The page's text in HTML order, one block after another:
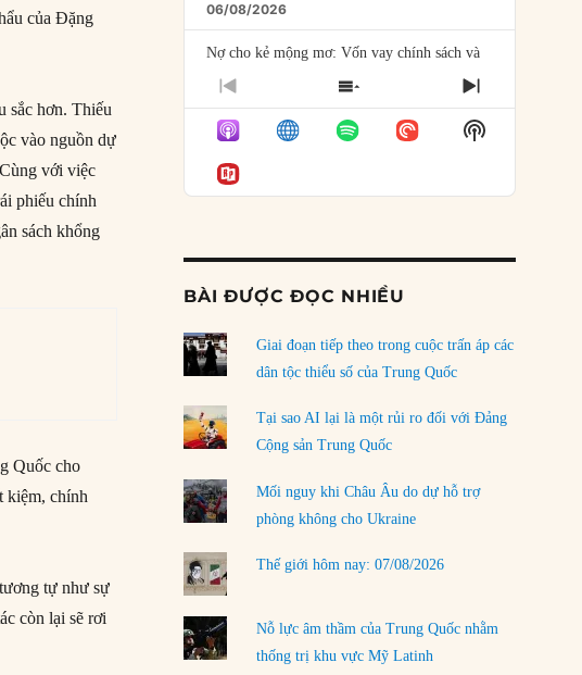
của Đặng
sắc hơn. Thiếu
vào nguồn dự
với việc
phiếu chính
sách khổng
Quốc cho
kiệm, chính
tự như sự
còn lại sẽ rơi
06/08/2026
Nợ cho kẻ mộng mơ: Vốn vay chính sách và
giới hạn của việc cho startup vay vốn
Mỹ Latinh đang trở thành “phòng thí nghiệm”
của phe cánh hữu mới
04/08/2026
Ngoại trưởng Nhật Bản?
Dương
03/08/2026
Đặt cược vào thất bại: Các quỹ đầu tư mạo
hiểm quốc gia và khía cạnh chính trị của vốn
02/08/2026
Làm thế nào để kết thúc Chiến tranh Iran?
01/08/2026
Chiến lược kế tiếp của Bắc Kinh ở Biển Đông
31/07/2026
LOAD MORE
PREVIOUS
EPISODE
SHOW
EPISODES
LIST
NEXT
EPISODE
Show
Podcast
BÀI ĐƯỢC ĐỌC NHIỀU
Giai đoạn tiếp theo trong cuộc trấn áp các
dân tộc thiểu số của Trung Quốc
Tại sao AI lại là một rủi ro đối với Đảng
Cộng sản Trung Quốc
Mối nguy khi Châu Âu do dự hỗ trợ
phòng không cho Ukraine
Thế giới hôm nay: 07/08/2026
Nỗ lực âm thầm của Trung Quốc nhằm
thống trị khu vực Mỹ Latinh